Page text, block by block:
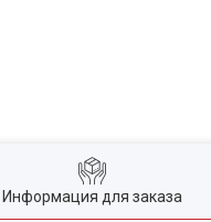
Информация для заказа